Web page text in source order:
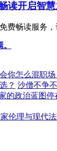
读开启智
费畅读服务
你怎么混职场
？ 沙僧不争
的政治蓝图停
伦理与现代